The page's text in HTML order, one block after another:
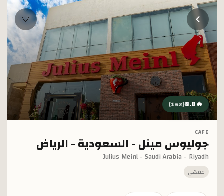
تخطي إلى المحتوى الرئيسي
🤍
🔥
8.8
(
162
)
CAFE
جوليوس مينل - السعودية - الرياض
Julius Meinl - Saudi Arabia - Riyadh
مقهى